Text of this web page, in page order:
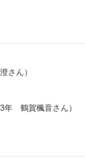
さん）
年 鶴賀楓音さん）